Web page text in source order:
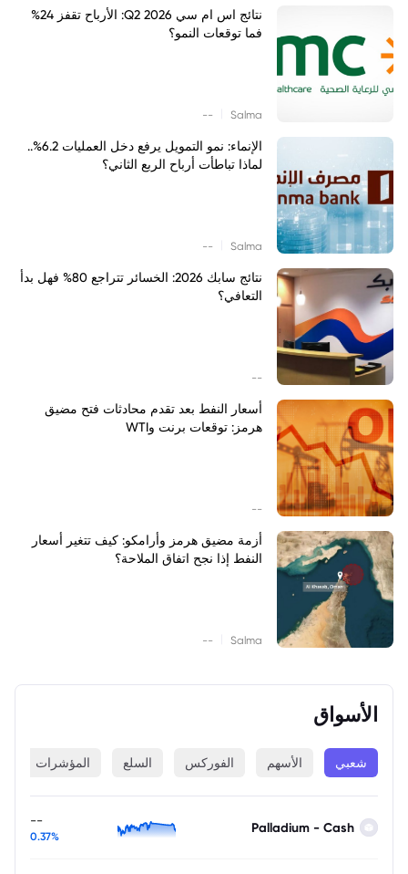
نتائج اس ام سي Q2 2026: الأرباح تقفز 24%
فما توقعات النمو؟
Salma
--
الإنماء: نمو التمويل يرفع دخل العمليات 6.2%..
لماذا تباطأت أرباح الربع الثاني؟
Salma
--
نتائج سابك 2026: الخسائر تتراجع 80% فهل بدأ
التعافي؟
--
أسعار النفط بعد تقدم محادثات فتح مضيق
هرمز: توقعات برنت وWTI
--
أزمة مضيق هرمز وأرامكو: كيف تتغير أسعار
النفط إذا نجح اتفاق الملاحة؟
Salma
--
الأسواق
شعبي الأسهم الفوركس السلع المؤشرات
Palladium - Cash
--
0.37%